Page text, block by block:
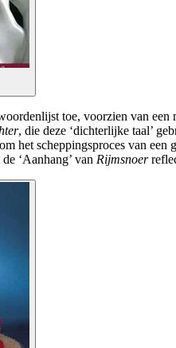
toe, voorzien van
, die deze ‘dichterlijke taal’
het scheppingsproces van
‘Aanhang’ van Rijmsnoer